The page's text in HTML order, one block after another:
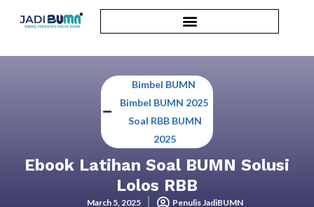
Bimbel BUMN
Bimbel BUMN 2025,
Soal RBB BUMN
2025
Ebook Latihan Soal BUMN Solusi
Lolos RBB
March 5, 2025 Penulis JadiBUMN